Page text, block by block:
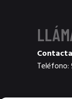
Teléfono: